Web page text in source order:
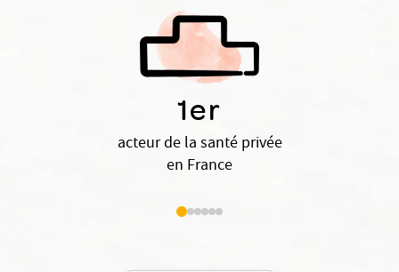
1er
acteur de la santé privée
en France